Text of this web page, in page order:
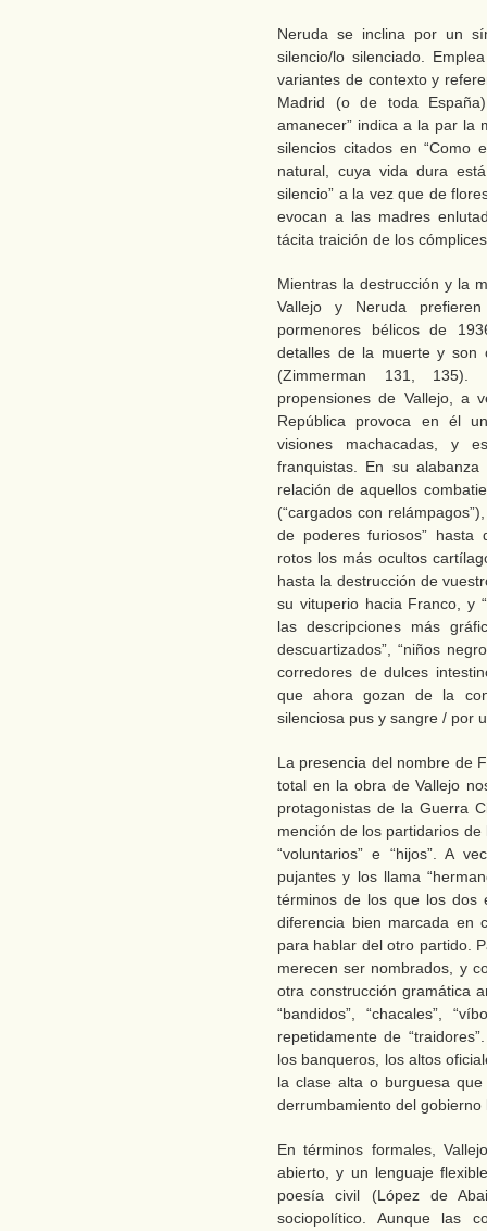
Neruda se inclina por un
silencio/lo silenciado.
variantes de contexto y
Madrid (o de toda
amanecer” indica a la par la
silencios citados en “Como
natural, cuya vida dura
silencio” a la vez que de
evocan a las madres
tácita traición de los
Mientras la destrucción y la
Vallejo y Neruda
pormenores bélicos de
detalles de la muerte y son
(Zimmerman 131, 135).
propensiones de Vallejo, a
República provoca en él
visiones machacadas, y
franquistas. En su
relación de aquellos
(“cargados con
de poderes furiosos” hasta
rotos los más ocultos
hasta la destrucción de
su vituperio hacia Franco, y
las descripciones más
descuartizados”, “niños
corredores de dulces
que ahora gozan de la
silenciosa pus y sangre / por
La presencia del nombre de
total en la obra de Vallejo
protagonistas de la Guerra
mención de los partidarios de
“voluntarios” e “hijos”. A
pujantes y los llama
términos de los que los dos
diferencia bien marcada en
para hablar del otro partido.
merecen ser nombrados, y
otra construcción gramática
“bandidos”, “chacales”,
repetidamente de
los banqueros, los altos
la clase alta o burguesa
derrumbamiento del gobierno
En términos formales,
abierto, y un lenguaje
poesía civil (López de
sociopolítico. Aunque las